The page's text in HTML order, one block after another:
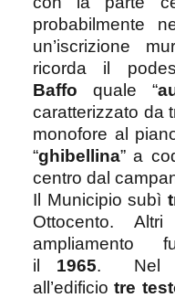
probabilmente
un’iscrizione
ricorda il
Baffo quale “
caratterizzato da
monofore al
“ghibellina” a
centro dal
Il Municipio subì
Ottocento.
ampliamento
il 1965. Nel
all’edificiotre